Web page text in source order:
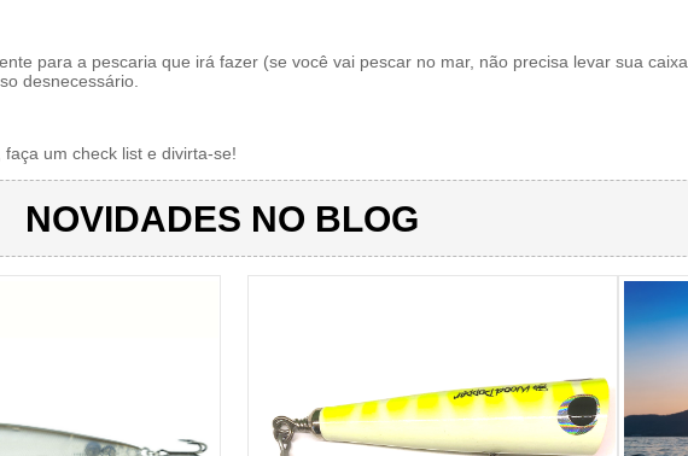
para a pescaria que irá fazer (se você vai pescar no mar, não precisa levar sua caixa
desnecessário.
um check list e divirta-se!
NOVIDADES NO BLOG